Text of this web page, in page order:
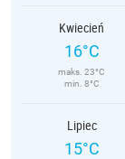
Kwiecień
16°C
maks. 23°C
min. 8°C
Lipiec
15°C